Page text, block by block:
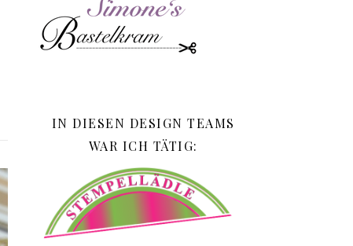
IN DIESEN DESIGN TEAMS
WAR ICH TÄTIG: